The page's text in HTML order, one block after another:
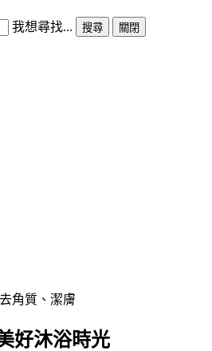
我想尋找... 搜尋
關閉
角質、潔膚
好沐浴時光